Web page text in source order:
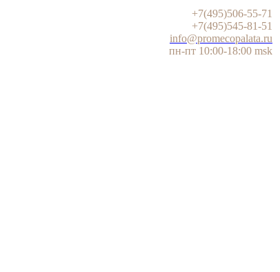
+7(495)506-55-71
+7(495)545-81-51
info@promecopalata.ru
пн-пт 10:00-18:00 msk